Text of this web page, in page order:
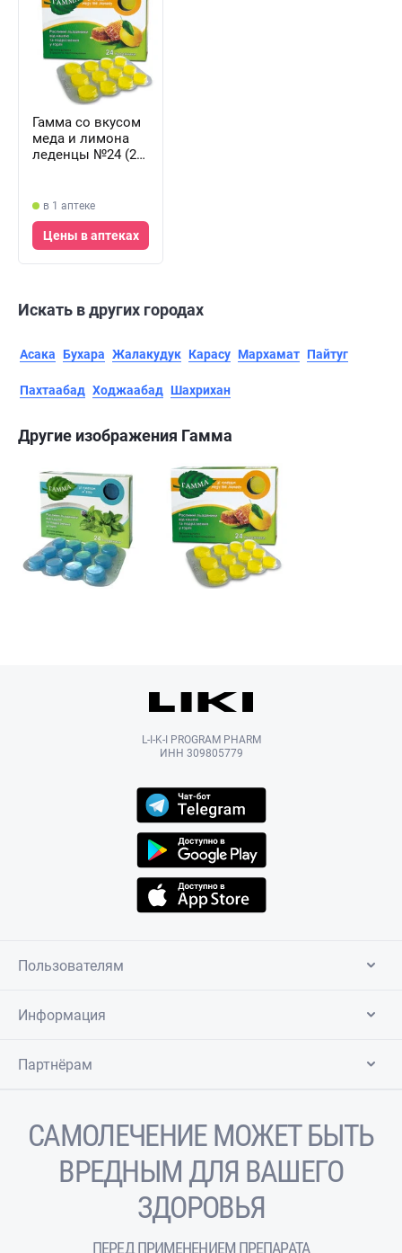
Гамма со вкусом
меда и лимона
леденцы №24 (2
в 1 аптеке
Цены в аптеках
Искать в других городах
Асака Бухара Жалакудук Карасу Мархамат Пайтуг
Пахтаабад Ходжаабад Шахрихан
Другие изображения Гамма
L-I-K-I PROGRAM PHARM
ИНН 309805779
Пользователям
Информация
Партнёрам
САМОЛЕЧЕНИЕ МОЖЕТ БЫТЬ
ВРЕДНЫМ ДЛЯ ВАШЕГО
ЗДОРОВЬЯ
ПЕРЕД ПРИМЕНЕНИЕМ ПРЕПАРАТА